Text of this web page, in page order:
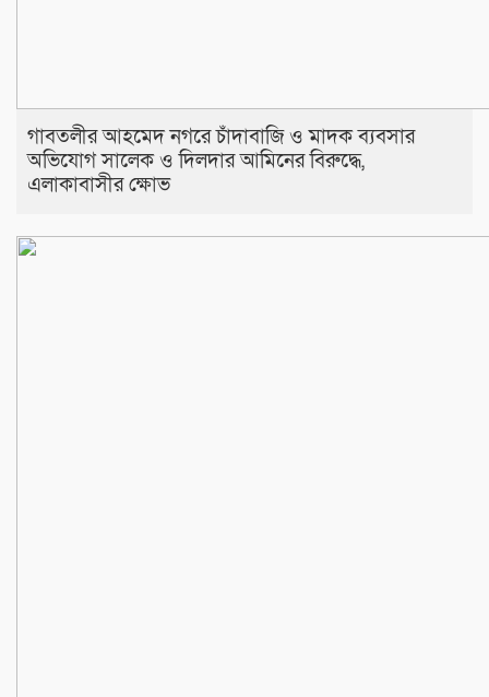
​গাবতলীর আহমেদ নগরে চাঁদাবাজি ও মাদক ব্যবসার
অভিযোগ সালেক ও দিলদার আমিনের বিরুদ্ধে,
এলাকাবাসীর ক্ষোভ